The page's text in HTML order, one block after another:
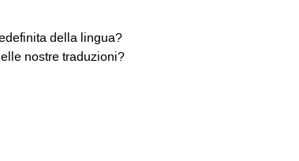
della lingua?
nostre traduzioni?